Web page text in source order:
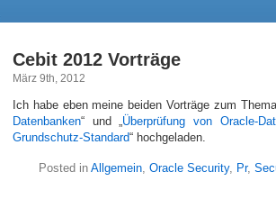
Cebit 2012 Vorträge
März 9th, 2012
Ich habe eben meine beiden Vorträge zum
Datenbanken“ und „Überprüfung von Oracle-
Grundschutz-Standard“ hochgeladen.
Posted in Allgemein, Oracle Security, Pr,